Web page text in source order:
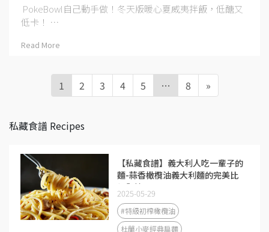
​PokeBowl自己動手做！冬天版暖心夏威夷拌飯，低醣又
低卡！ ⋯
Read More
1 2 3 4 5 … 8 »
私藏食譜 Recipes
【私藏食譜】義大利人吃一輩子的
麵-蒜香橄欖油義大利麵的完美比
例與技巧
2025-05-29
#特級初榨橄欖油
杜蘭小麥經典扁麵